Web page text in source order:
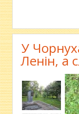
У
Ленін, а